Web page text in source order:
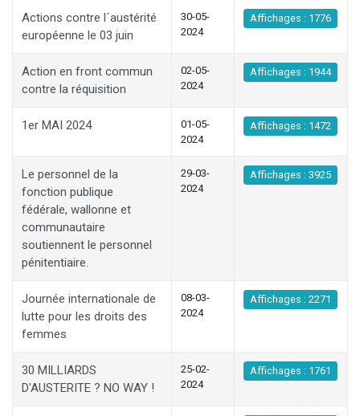
Actions contre l´austérité
européenne le 03 juin
30-05-
2024
Affichages : 1776
Action en front commun
contre la réquisition
02-05-
2024
Affichages : 1944
1er MAI 2024
01-05-
2024
Affichages : 1472
Le personnel de la
fonction publique
fédérale, wallonne et
communautaire
soutiennent le personnel
pénitentiaire.
29-03-
2024
Affichages : 3925
Journée internationale de
lutte pour les droits des
femmes
08-03-
2024
Affichages : 2271
30 MILLIARDS
D'AUSTERITE ? NO WAY !
25-02-
2024
Affichages : 1761